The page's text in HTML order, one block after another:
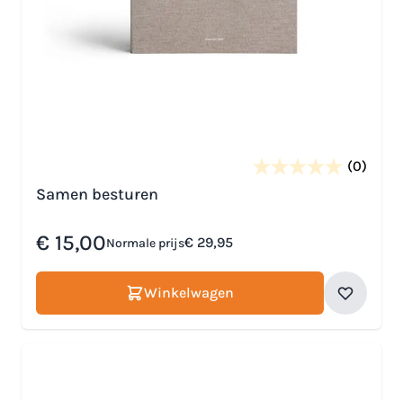
(0)
Samen besturen
Speciale prijs
€ 15,00Normale prijs€ 29,95
Winkelwagen